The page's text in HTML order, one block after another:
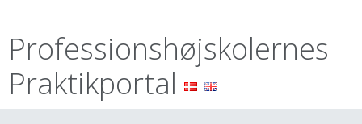
Professionshøjskolernes
Praktikportal